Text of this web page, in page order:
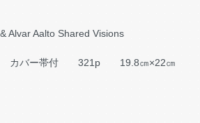
Alvar Aalto Shared Visions
バー帯付 321p 19.8㎝×22㎝